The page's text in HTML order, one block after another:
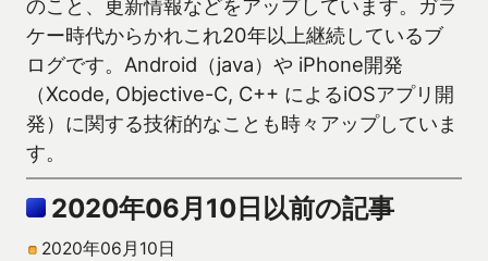
のこと、更新情報などをアップしています。ガラ
ケー時代からかれこれ20年以上継続しているブ
ログです。Android（java）や iPhone開発
（Xcode, Objective-C, C++ によるiOSアプリ開
発）に関する技術的なことも時々アップしていま
す。
2020年06月10日以前の記事
2020年06月10日